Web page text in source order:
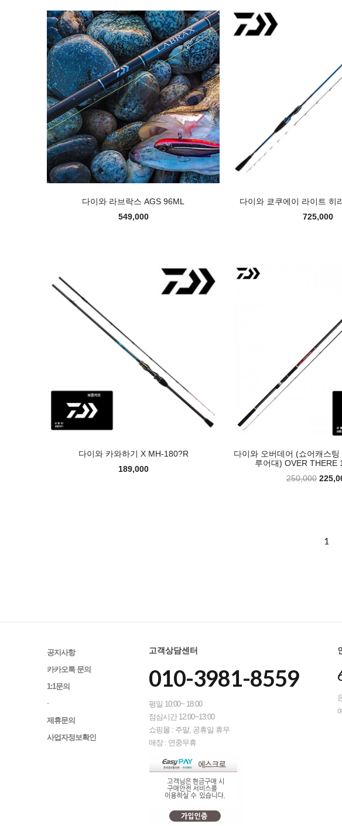
다이와 라브락스 AGS 96ML
549,000
다이와 쿄쿠에이 라이트 히
725,000
다이와 카와하기 X MH-180?R
189,000
다이와 오버데어 (쇼어캐스팅
루어대) OVER THERE
250,000
1
공지사항
카카오톡 문의
1:1문의
-
제휴문의
사업자정보확인
고객상담센터
010-3981-8559
평일 10:00~ 18:00
점심시간 12:00~13:00
쇼핑몰 : 주말, 공휴일 휴무
매장 : 연중무휴